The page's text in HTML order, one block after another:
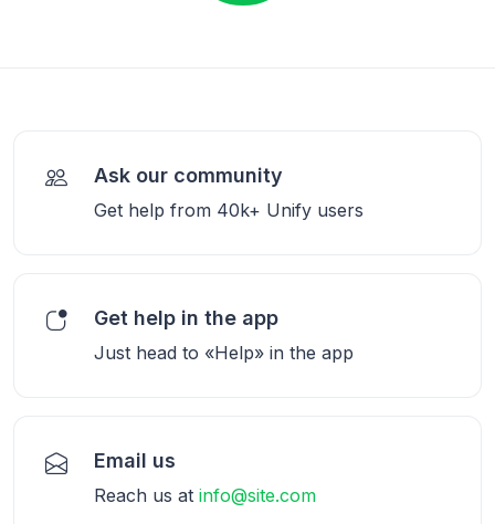
Ask our community
Get help from 40k+ Unify users
Get help in the app
Just head to «Help» in the app
Email us
Reach us at info@site.com